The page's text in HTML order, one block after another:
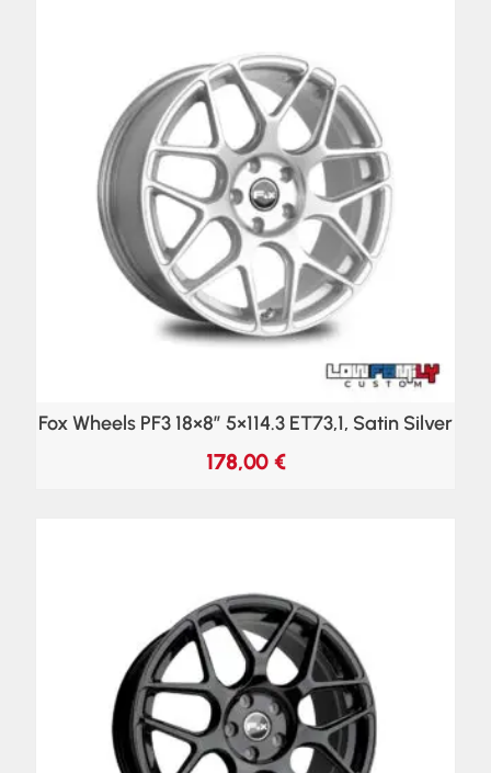
Fox Wheels PF3 18×8″ 5×114.3 ET73,1, Satin Silver
178,00 €